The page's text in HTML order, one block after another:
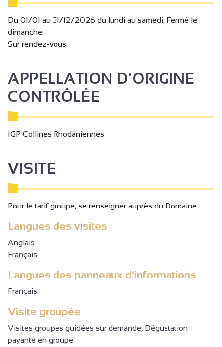
Du 01/01 au 31/12/2026 du lundi au samedi. Fermé le
dimanche.
Sur rendez-vous.
APPELLATION D’ORIGINE
CONTRÔLÉE
IGP Collines Rhodaniennes
VISITE
Pour le tarif groupe, se renseigner auprès du Domaine.
Langues des visites
Anglais
Français
Langues des panneaux d’informations
Français
Visite groupée
Visites groupes guidées sur demande, Dégustation
payante en groupe